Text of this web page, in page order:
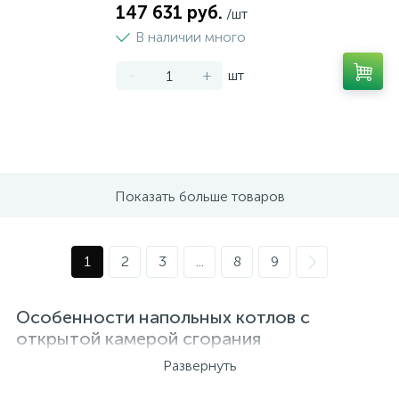
147 631 руб. /шт
В наличии много
- + шт
Показать больше товаров
1 2 3 ... 8 9
Особенности напольных котлов с
открытой камерой сгорания
Напольные котлы с открытой камерой сгорания
Развернуть